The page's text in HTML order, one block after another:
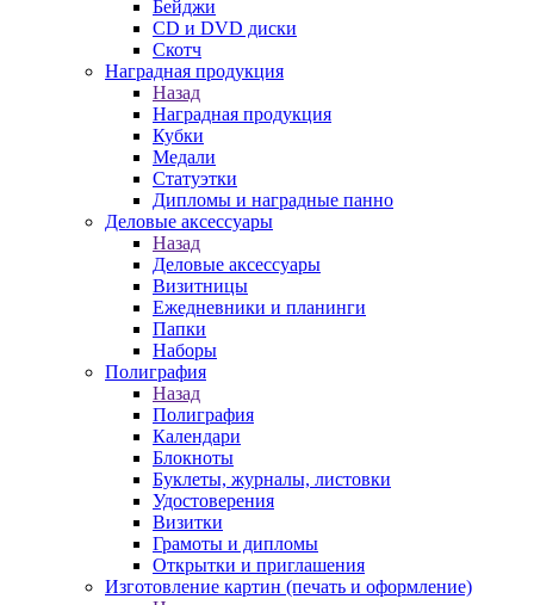
Бейджи
CD и DVD диски
Скотч
Наградная продукция
Назад
Наградная продукция
Кубки
Медали
Статуэтки
Дипломы и наградные панно
Деловые аксессуары
Назад
Деловые аксессуары
Визитницы
Ежедневники и планинги
Папки
Наборы
Полиграфия
Назад
Полиграфия
Календари
Блокноты
Буклеты, журналы, листовки
Удостоверения
Визитки
Грамоты и дипломы
Открытки и приглашения
Изготовление картин (печать и оформление)